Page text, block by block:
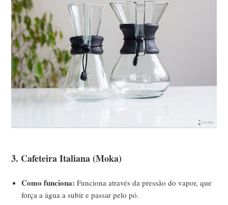
3. Cafeteira Italiana (Moka)
Como funciona: Funciona através da pressão do vapor, que
força a água a subir e passar pelo pó.